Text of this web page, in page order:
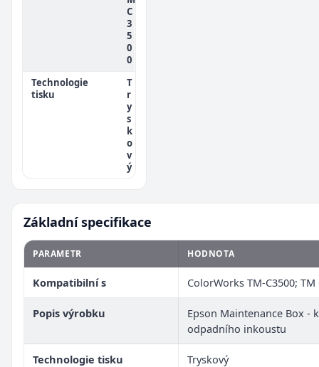
C
3
5
0
0
Technologie
tisku
T
r
y
s
k
o
v
ý
Základní specifikace
PARAMETR HODNOTA
Kompatibilní s ColorWorks TM-C3500; TM
Popis výrobku
Epson Maintenance Box -
odpadního inkoustu
Technologie tisku Tryskový